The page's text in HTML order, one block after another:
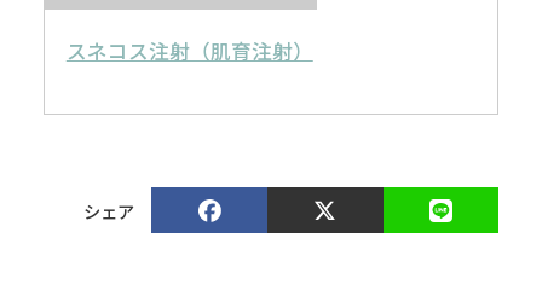
スネコス注射（肌育注射）
シェア